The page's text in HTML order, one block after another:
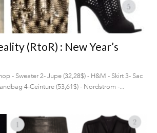
(RtoR) : New Year’s
- Sweater 2- Jupe (32,28$) - H&M - Skirt 3- Sac
4-Ceinture (53,61$) - Nordstrom -...